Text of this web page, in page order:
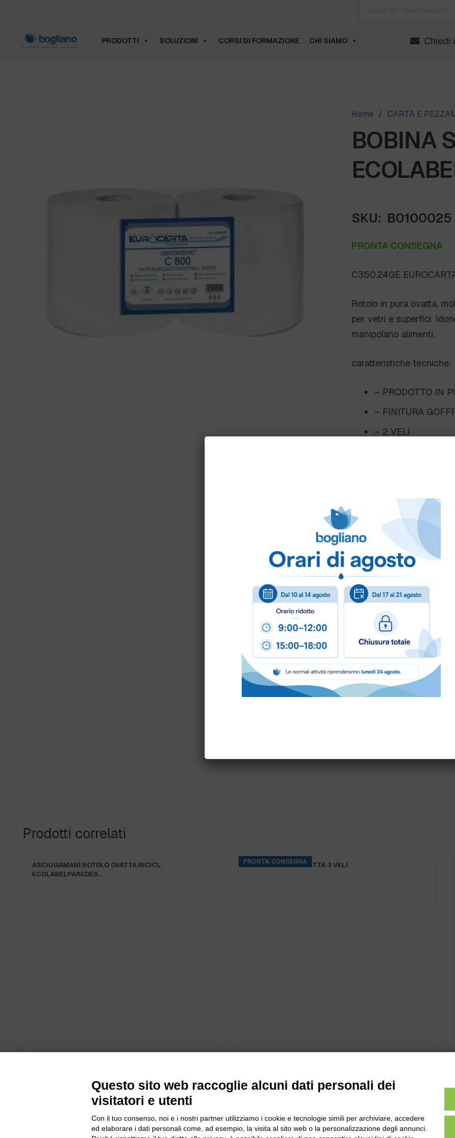
PRODOTTI SOLUZIONI CORSI DI FORMAZIONE CHI SIAMO Chiedi
Home / CARTA E
BOBINA
SKU: B0100025
PRONTA CONSEGNA
C350.24GE
Rotolo in pura ovatta,
per vetri e superfici.
manipolano alimenti.
caratteristiche tecniche:
– PRODOTTO IN
– FINITURA
– 2 VELI
– 2,4 KG/RT.
– IDONEITA'
– BANCALE 54
–ECOLABEL
prodotto made in Italy
Come ordinare?
Puoi ordinare chiamando al
info@bogliano.it
Per ogni informazione
Prodotti correlati
ASCIUGAMANI ROTOLO OVATTA RICICL.
ECOLABELPAREDES…
PRONTA CONSEGNA
IGIENICA PURA OVATTA 3 VELI
Questo sito web raccoglie alcuni dati personali dei
visitatori e utenti
Con il tuo consenso, noi e i nostri partner utilizziamo i cookie e tecnologie simili per archiviare, accedere
ed elaborare i dati personali come, ad esempio, la visita al sito web o la personalizzazione degli annunci.